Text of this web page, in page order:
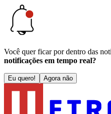
Você quer ficar por dentro das
notificações em tempo real?
Eu quero! Agora não